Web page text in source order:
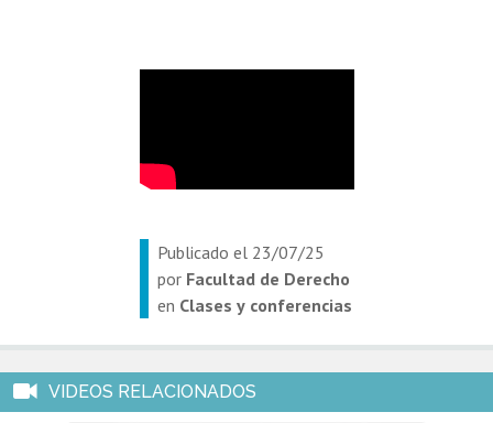
Publicado el 23/07/25
por Facultad de Derecho
en Clases y conferencias